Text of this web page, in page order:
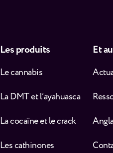
Les produits
Le cannabis
La DMT et l’ayahuasca
La cocaïne et le crack
Les cathinones
Et